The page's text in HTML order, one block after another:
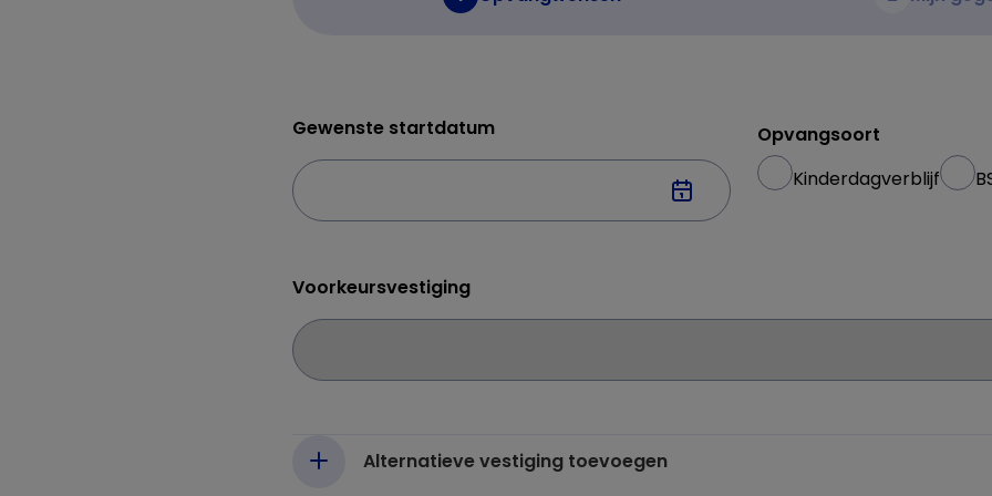
Gewenste startdatum
Opvangsoort
Kinderdagverblijf
Voorkeursvestiging
Alternatieve vestiging toevoegen